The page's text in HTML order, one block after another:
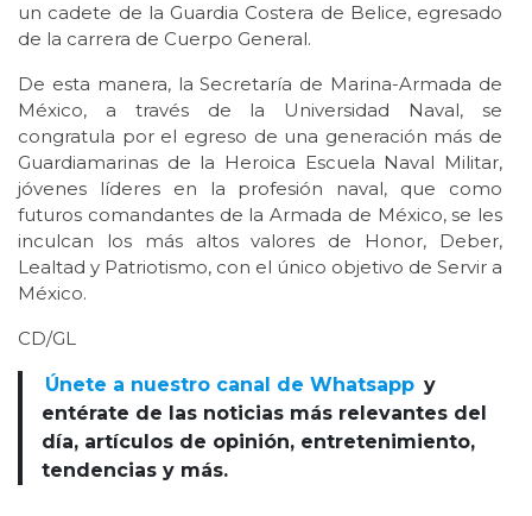
un cadete de la Guardia Costera de Belice, egresado
de la carrera de Cuerpo General.
De esta manera, la Secretaría de Marina-Armada de
México, a través de la Universidad Naval, se
congratula por el egreso de una generación más de
Guardiamarinas de la Heroica Escuela Naval Militar,
jóvenes líderes en la profesión naval, que como
futuros comandantes de la Armada de México, se les
inculcan los más altos valores de Honor, Deber,
Lealtad y Patriotismo, con el único objetivo de Servir a
México.
CD/GL
Únete a nuestro canal de Whatsapp y
entérate de las noticias más relevantes del
día, artículos de opinión, entretenimiento,
tendencias y más.